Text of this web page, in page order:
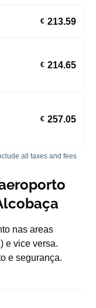
€ 213.59
€ 214.65
€ 257.05
all taxes and fees
nas areas
e vice versa.
e segurança.